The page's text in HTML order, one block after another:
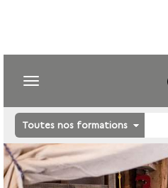
Toutes nos formations